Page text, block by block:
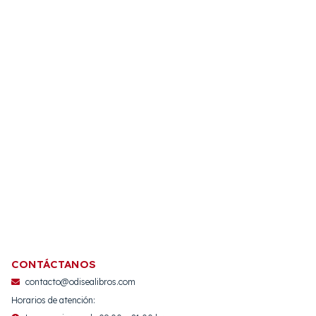
CONTÁCTANOS
contacto@odisealibros.com
Horarios de atención: